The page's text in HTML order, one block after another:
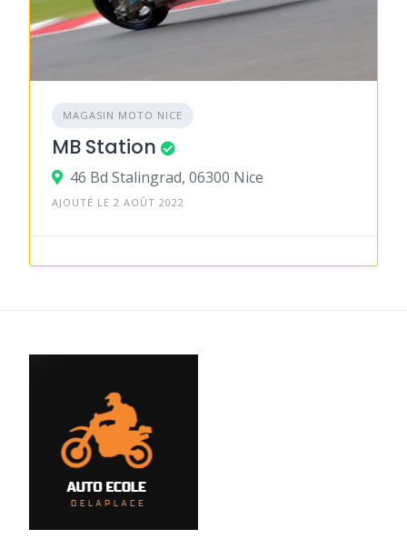
MAGASIN MOTO NICE
MB Station
46 Bd Stalingrad, 06300 Nice
AJOUTÉ LE 2 AOÛT 2022